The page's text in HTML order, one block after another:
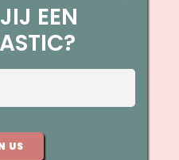
EEN
US